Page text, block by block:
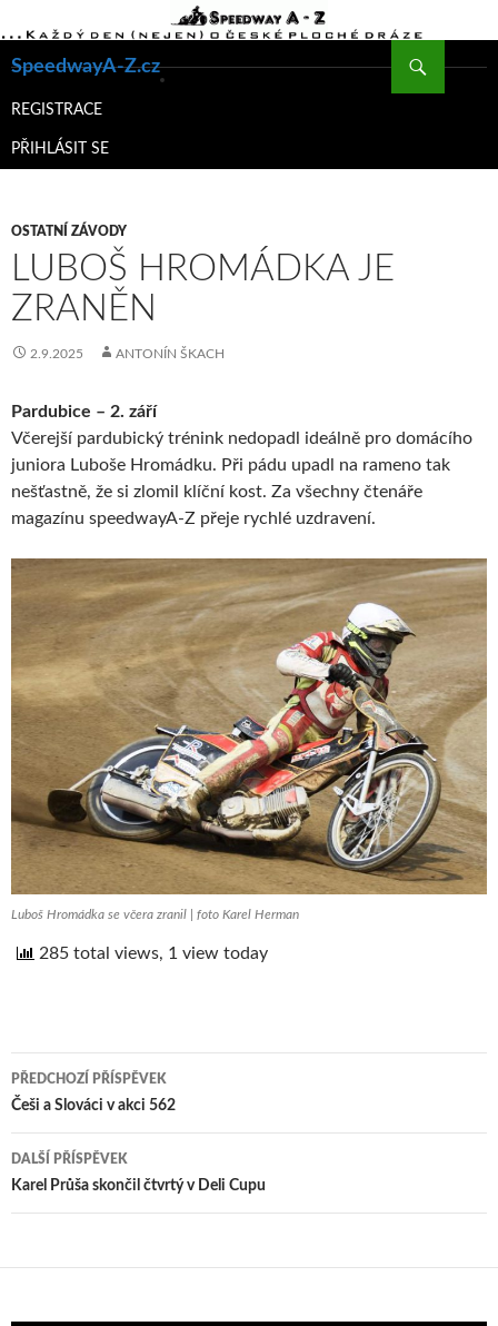
SpeedwayA-Z.cz
K
WEBU
REGISTRACE
PŘIHLÁSIT SE
OSTATNÍ ZÁVODY
LUBOŠ HROMÁDKA JE
ZRANĚN
2.9.2025 ANTONÍN ŠKACH
Pardubice – 2. září
Včerejší pardubický trénink nedopadl ideálně pro domácího
juniora Luboše Hromádku. Při pádu upadl na rameno tak
nešťastně, že si zlomil klíční kost. Za všechny čtenáře
magazínu speedwayA-Z přeje rychlé uzdravení.
Luboš Hromádka se včera zranil | foto Karel Herman
285 total views, 1 view today
Navigace
pro
příspěvek
PŘEDCHOZÍ PŘÍSPĚVEK
Češi a Slováci v akci 562
DALŠÍ PŘÍSPĚVEK
Karel Průša skončil čtvrtý v Deli Cupu